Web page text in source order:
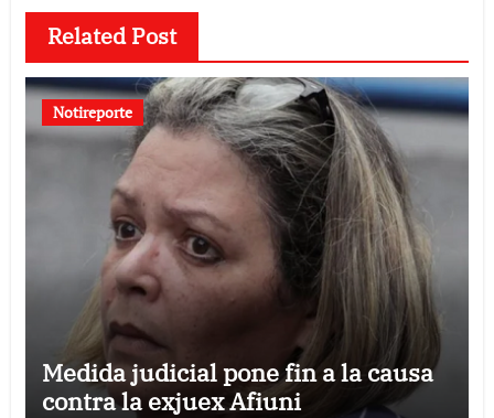
Related Post
Notireporte
Medida judicial pone fin a la causa
contra la exjuex Afiuni